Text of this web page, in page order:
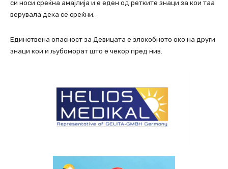
си носи среќна амајлија и е еден од ретките знаци за кои таа
верувала дека се среќни.
Единствена опасност за Девицата е злокобното око на други
знаци кои и љубоморат што е чекор пред нив.